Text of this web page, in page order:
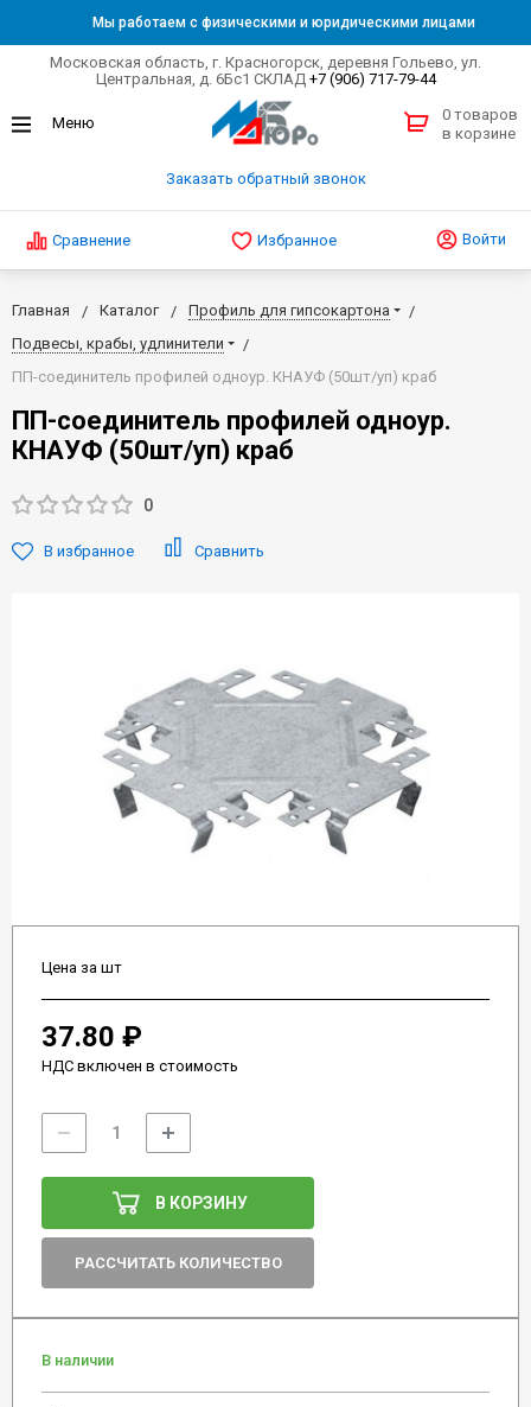
Мы работаем с физическими и юридическими лицами
Московская область, г. Красногорск, деревня Гольево, ул.
Центральная, д. 6Бс1 СКЛАД +7 (906) 717-79-44
Заказать обратный звонок
0 товаров
в корзине
Сравнение Избранное Войти
Главная Каталог
Профиль для гипсокартона
Подвесы, крабы, удлинители
ПП-соединитель профилей одноур. КНАУФ (50шт/уп) краб
ПП-соединитель профилей одноур.
КНАУФ (50шт/уп) краб
0
В избранное Сравнить
Цена за шт
37.80 ₽
НДС включен в стоимость
В КОРЗИНУ
РАССЧИТАТЬ КОЛИЧЕСТВО
В наличии